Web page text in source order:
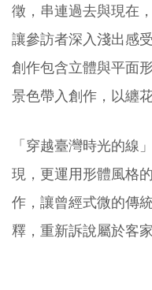
徵，串連過去與現在
讓參訪者深入淺出感
創作包含立體與平面
景色帶入創作，以纏
「穿越臺灣時光的線
現，更運用形體風格
作，讓曾經式微的傳
釋，重新訴說屬於客